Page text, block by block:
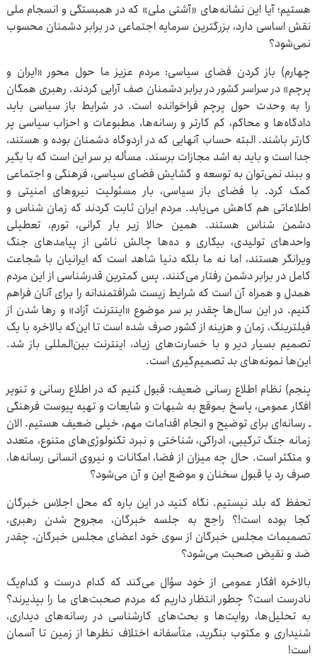
هستیم؛ آیا این نشانه‌های «آشتی ملی» که در همبستگی و انسجام ملی
نقش اساسی دارد، بزرگترین سرمایه اجتماعی در برابر دشمنان محسوب
نمی‌شود؟
چهارم) باز کردن فضای سیاسی: مردم عزیز ما حول محور «ایران و
پرچم» در سراسر کشور در برابر دشمنان صف آرایی کردند. رهبری همگان
را به وحدت حول پرچم فراخوانده است. در شرایط باز سیاسی باید
دادگاه‌ها و محاکم، کم کارتر و رسانه‌ها، مطبوعات و احزاب سیاسی پر
کارتر باشند. البته حساب آنهایی که در اردوگاه دشمنان بوده و هستند،
جدا است و باید به اشد مجازات برسند. مسأله بر سر این است که با بگیر
و ببند نمی‌توان به توسعه و گشایش فضای سیاسی، فرهنگی و اجتماعی
کمک کرد. با فضای باز سیاسی، بار مسئولیت نیروهای امنیتی و
اطلاعاتی هم کاهش می‌یابد. مردم ایران ثابت کردند که زمان شناس و
دشمن شناس هستند. همین حالا زیر بار گرانی، تورم، تعطیلی
واحدهای تولیدی، بیکاری و ده‌ها چالش ناشی از پیامدهای جنگ
ویرانگر هستند، اما نه ما بلکه دنیا شاهد است که ایرانیان با شجاعت
کامل در برابر دشمن رفتار می‌کنند. پس کمترین قدرشناسی از این مردم
همدل و همراه آن است که شرایط زیست شرافتمندانه را برای آنان فراهم
کنیم. در این سال‌ها چقدر بر سر موضوع «اینترنت آزاد» و رها شدن از
فیلترینگ، زمان و هزینه از کشور صرف شده است تا این‌که بالاخره با یک
تصمیم بسیار دیر و با خسارت‌های زیاد، اینترنت بین‌المللی باز شد.
این‌ها نمونه‌های بد تصمیم‌گیری است.
پنجم) نظام اطلاع رسانی ضعیف: قبول کنیم که در اطلاع رسانی و تنویر
افکار عمومی، پاسخ بموقع به شبهات و شایعات و تهیه پیوست فرهنگی
ـ رسانه‌ای برای توضیح و انجام اقدامات مهم، خیلی ضعیف هستیم. الان
زمانه جنگ ترکیبی، ادراکی، شناختی و نبرد تکنولوژی‌های متنوع، متعدد
و متکثر است. حال چه میزان از فضا، امکانات و نیروی انسانی رسانه‌ها،
صرف رد یا قبول سخنان و موضع این و آن می‌شود؟
تحفظ که بلد نیستیم. نگاه کنید در این باره که محل اجلاس خبرگان
کجا بوده است!؟ راجع به جلسه خبرگان، مجروح شدن رهبری،
تصمیمات مجلس خبرگان از سوی خود اعضای مجلس خبرگان، چقدر
ضد و نقیض صحبت می‌شود؟
بالاخره افکار عمومی از خود سؤال می‌کند که کدام درست و کدام‌یک
نادرست است؟ چطور انتظار داریم که مردم صحبت‌های ما را بپذیرند؟
به تحلیل‌ها، روایت‌ها و بحث‌های کارشناسی در رسانه‌های دیداری،
شنیداری و مکتوب بنگرید، متأسفانه اختلاف نظرها از زمین تا آسمان
است!